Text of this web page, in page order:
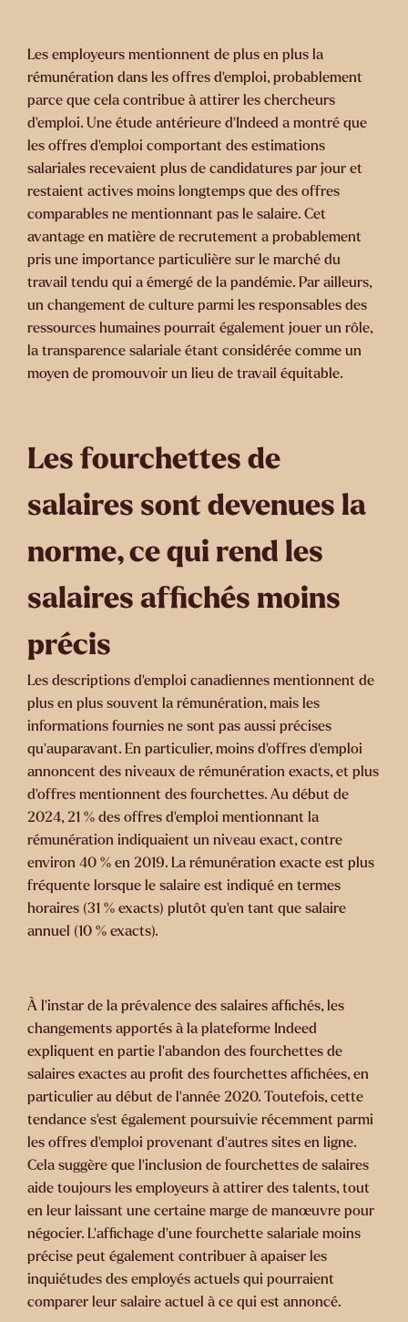
Les employeurs mentionnent de plus en plus la
rémunération dans les offres d'emploi, probablement
parce que cela contribue à attirer les chercheurs
d'emploi. Une étude antérieure d'Indeed a montré que
les offres d'emploi comportant des estimations
salariales recevaient plus de candidatures par jour et
restaient actives moins longtemps que des offres
comparables ne mentionnant pas le salaire. Cet
avantage en matière de recrutement a probablement
pris une importance particulière sur le marché du
travail tendu qui a émergé de la pandémie. Par ailleurs,
un changement de culture parmi les responsables des
ressources humaines pourrait également jouer un rôle,
la transparence salariale étant considérée comme un
moyen de promouvoir un lieu de travail équitable.
Les fourchettes de
salaires sont devenues la
norme, ce qui rend les
salaires affichés moins
précis
Les descriptions d'emploi canadiennes mentionnent de
plus en plus souvent la rémunération, mais les
informations fournies ne sont pas aussi précises
qu'auparavant. En particulier, moins d'offres d'emploi
annoncent des niveaux de rémunération exacts, et plus
d'offres mentionnent des fourchettes. Au début de
2024, 21 % des offres d'emploi mentionnant la
rémunération indiquaient un niveau exact, contre
environ 40 % en 2019. La rémunération exacte est plus
fréquente lorsque le salaire est indiqué en termes
horaires (31 % exacts) plutôt qu'en tant que salaire
annuel (10 % exacts).
À l'instar de la prévalence des salaires affichés, les
changements apportés à la plateforme Indeed
expliquent en partie l'abandon des fourchettes de
salaires exactes au profit des fourchettes affichées, en
particulier au début de l'année 2020. Toutefois, cette
tendance s'est également poursuivie récemment parmi
les offres d'emploi provenant d'autres sites en ligne.
Cela suggère que l'inclusion de fourchettes de salaires
aide toujours les employeurs à attirer des talents, tout
en leur laissant une certaine marge de manœuvre pour
négocier. L'affichage d'une fourchette salariale moins
précise peut également contribuer à apaiser les
inquiétudes des employés actuels qui pourraient
comparer leur salaire actuel à ce qui est annoncé.